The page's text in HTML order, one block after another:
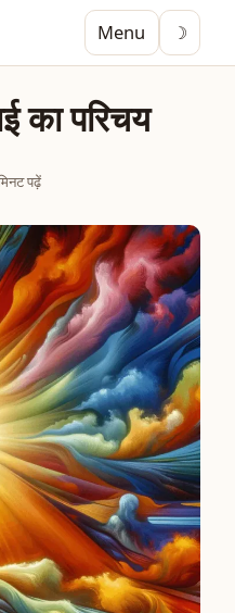
Menu ☽
का परिचय
पढ़ें